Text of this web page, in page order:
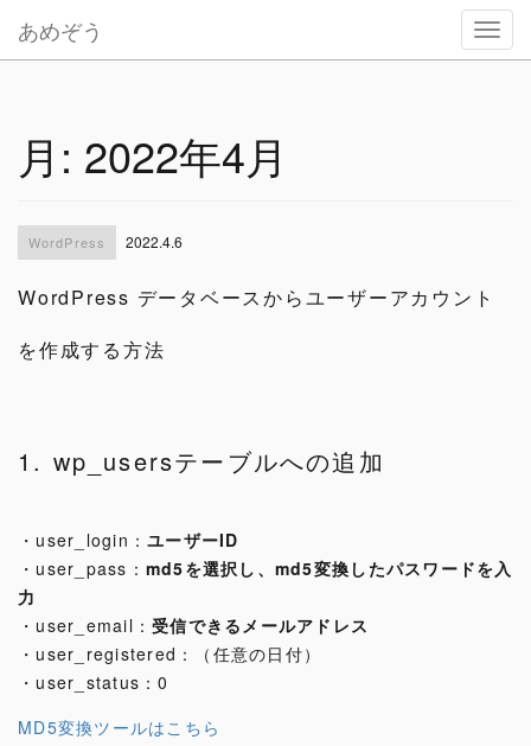
あめぞう
月: 2022年4月
WordPress 2022.4.6
WordPress データベースからユーザーアカウント
を作成する方法
1. wp_usersテーブルへの追加
・user_login：ユーザーID
・user_pass： md5を選択し、md5変換したパスワードを入
力
・user_email：受信できるメールアドレス
・user_registered：（任意の日付）
・user_status：0
MD5変換ツールはこちら